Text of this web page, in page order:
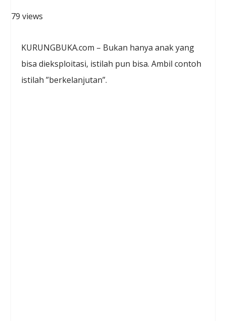
79 views
KURUNGBUKA.com – Bukan hanya anak yang
bisa dieksploitasi, istilah pun bisa. Ambil contoh
istilah ”berkelanjutan”.